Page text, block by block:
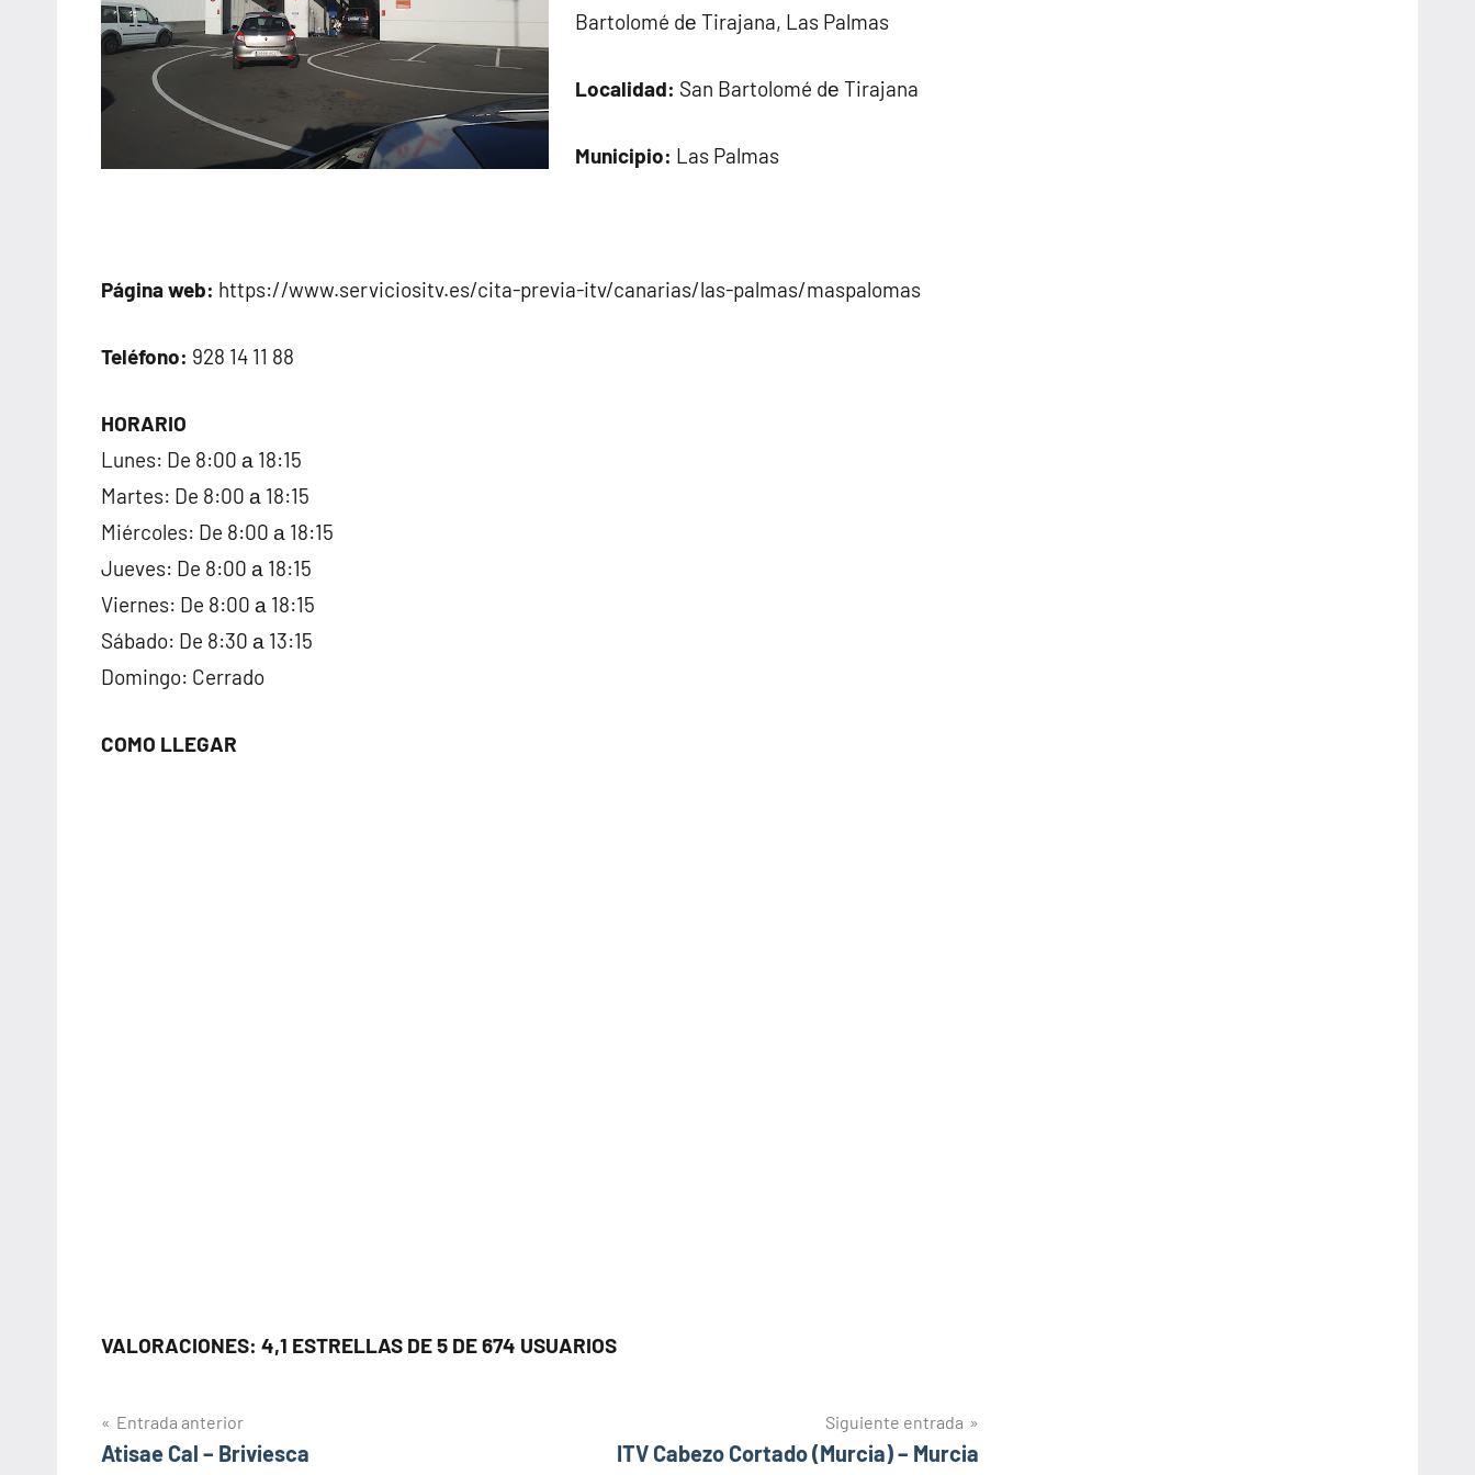
Bartolomé dе Tirajana, Las Palmas
Localidad: San Bartolomé dе Tirajana
Municipio: Las Palmas
Página web: https://www.serviciositv.es/cita-previa-itv/canarias/las-palmas/maspalomas
Teléfono: 928 14 11 88
HORARIO
Lunes: De 8:00 а 18:15
Martes: De 8:00 а 18:15
Miércoles: De 8:00 а 18:15
Jueves: De 8:00 а 18:15
Viernes: De 8:00 а 18:15
Sábado: De 8:30 а 13:15
Domingo: Cerrado
COMO LLEGAR
VALORACIONES: 4,1 ESTRELLAS DE 5 DE 674 USUARIOS
Navegación
Entrada anterior
Atisae Cal – Briviesca
Siguiente entrada
ITV Cabezo Cortado (Murcia) – Murcia